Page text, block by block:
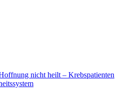
nicht heilt – Krebspatienten